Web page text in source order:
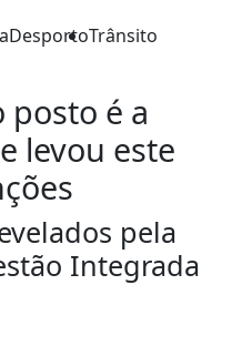
DesportoTrânsito
posto é a
levou este
pela
Integrada